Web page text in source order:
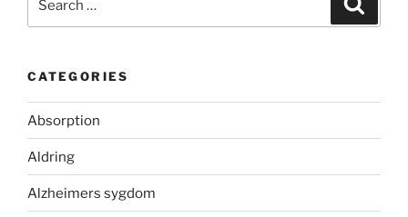
CATEGORIES
Absorption
Aldring
Alzheimers sygdom